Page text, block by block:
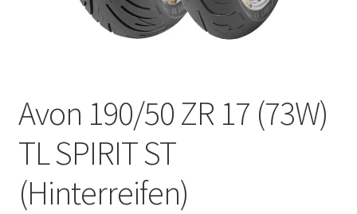
Avon 190/50 ZR 17 (73W)
TL SPIRIT ST
(Hinterreifen)